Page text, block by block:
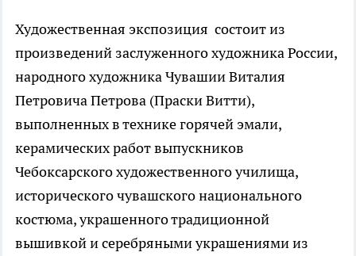
Художественная экспозиция состоит из
произведений заслуженного художника России,
народного художника Чувашии Виталия
Петровича Петрова (Праски Витти),
выполненных в технике горячей эмали,
керамических работ выпускников
Чебоксарского художественного училища,
исторического чувашского национального
костюма, украшенного традиционной
вышивкой и серебряными украшениями из